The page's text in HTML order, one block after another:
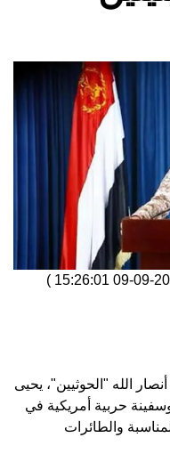
2024-
)
الله "الحوثيين"، يحيى
حربية أمريكية في
والطائرات